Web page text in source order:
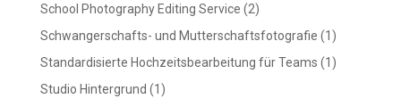
School Photography Editing Service (2)
Schwangerschafts- und Mutterschaftsfotografie (1)
Standardisierte Hochzeitsbearbeitung für Teams (1)
Studio Hintergrund (1)